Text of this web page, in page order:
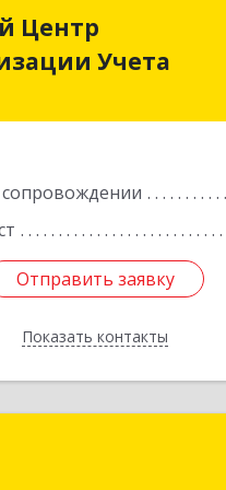
Центр
Учета
Отправить заявку
Показать контакты
Югорский
Автоматизации
Отправить заявку
Назад